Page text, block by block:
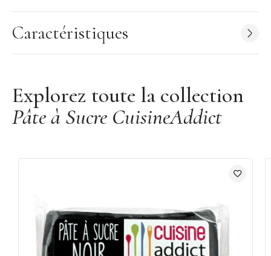
sucre. Si besoin ajoutez de nouveau du colorant afin d'obtenir la
nuance désirée. Nous vous conseillons d'y aller par petites
touches progressives.
Pensez à utiliser desgants alimentairesafin d'éviter de vous
Conseil d'utilisation
Avant utilisation recouvrez la surface de travail desucre glace
afin d'éviter à lapâte à sucred'adhérer (ne pas utiliser de
outil à pâte à sucre pointu.
sur la surface et les côtés de votre gâteau permettra une
meilleure adhésion lors de l'application.
Pour les petits éléments de décors en sucre, nous vous
conseillons l'utilisation de la colle alimentaire.
Caractéristiques
Explorez toute la collection
Pâte à Sucre CuisineAddict